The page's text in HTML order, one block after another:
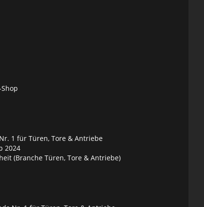
1 für Türen, Tore & Antriebe
2024
(Branche Türen, Tore & Antriebe)